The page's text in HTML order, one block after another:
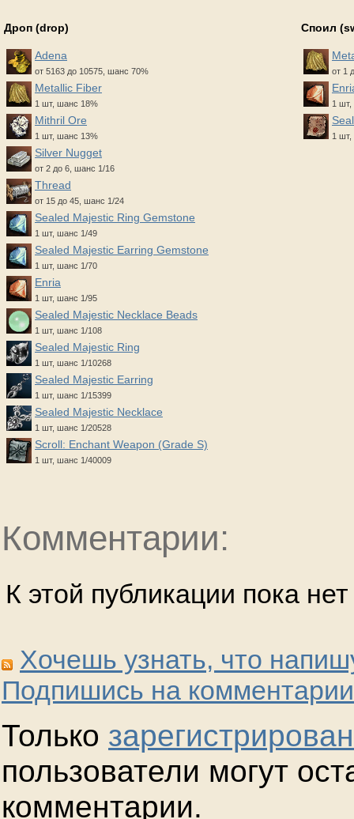
Дроп (drop)
Adena
от 5163 до 10575, шанс 70%
Metallic Fiber
1 шт, шанс 18%
Mithril Ore
1 шт, шанс 13%
Silver Nugget
от 2 до 6, шанс 1/16
Thread
от 15 до 45, шанс 1/24
Sealed Majestic Ring Gemstone
1 шт, шанс 1/49
Sealed Majestic Earring Gemstone
1 шт, шанс 1/70
Enria
1 шт, шанс 1/95
Sealed Majestic Necklace Beads
1 шт, шанс 1/108
Sealed Majestic Ring
1 шт, шанс 1/10268
Sealed Majestic Earring
1 шт, шанс 1/15399
Sealed Majestic Necklace
1 шт, шанс 1/20528
Scroll: Enchant Weapon (Grade S)
1 шт, шанс 1/40009
Споил
от 1
1
1 шт,
Комментарии:
К этой публикации пока
Хочешь узнать, что
Подпишись на
Только
пользователи могут
комментарии.